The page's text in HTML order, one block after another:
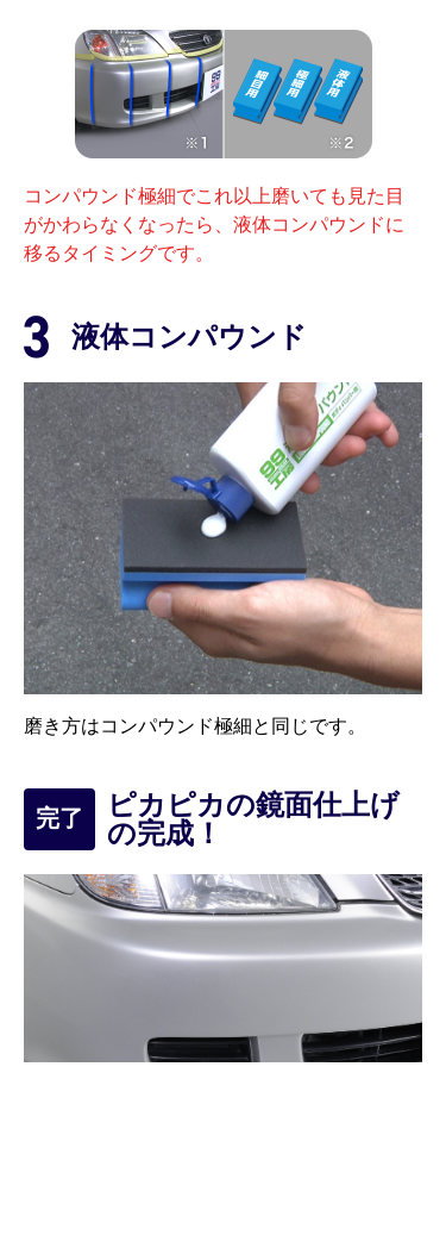
コンパウンド極細でこれ以上磨いても見た目
がかわらなくなったら、液体コンパウンドに
移るタイミングです。
液体コンパウンド
磨き方はコンパウンド極細と同じです。
完了
ピカピカの鏡面仕上げ
の完成！